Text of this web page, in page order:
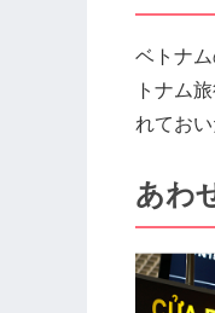
ベトナ
トナム
れてお
あわ